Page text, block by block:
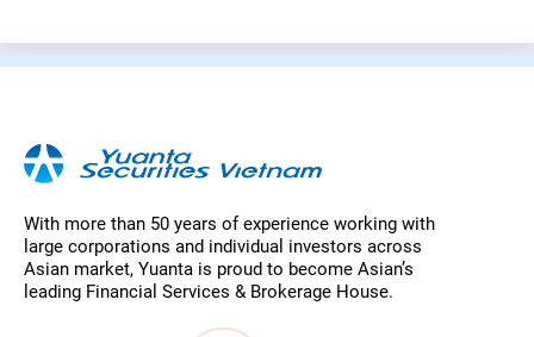
With more than 50 years of experience working with
large corporations and individual investors across
Asian market, Yuanta is proud to become Asian’s
leading Financial Services & Brokerage House.